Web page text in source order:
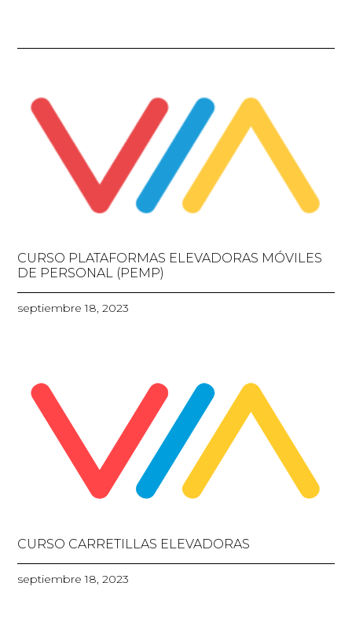
CURSO PLATAFORMAS ELEVADORAS MÓVILES
DE PERSONAL (PEMP)
septiembre 18, 2023
CURSO CARRETILLAS ELEVADORAS
septiembre 18, 2023